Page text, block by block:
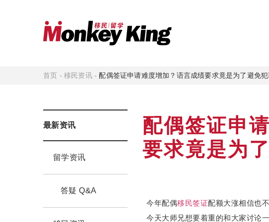
首页 -移民资讯-配偶签证申请难度增加？语言成绩要求竟是为了避免犯
最新资讯
留学资讯
答疑 Q&A
配偶签证申
要求竟是为
今年配偶移民签证配额大涨相信也
今天大师兄想要着重的和大家讨论